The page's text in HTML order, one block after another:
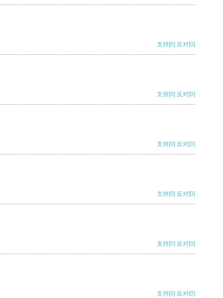
支持[0] 反对[0]
支持[0] 反对[0]
支持[0] 反对[0]
支持[0] 反对[0]
支持[0] 反对[0]
支持[0] 反对[0]